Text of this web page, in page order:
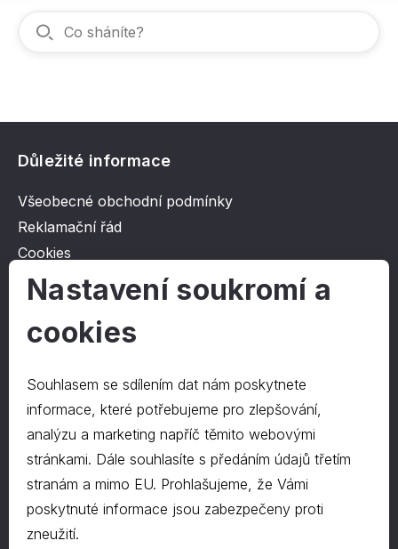
Důležité informace
Všeobecné obchodní podmínky
Reklamační řád
Cookies
Ochrana osobních údajů
O společnosti
Kontakt
O nás
Kontakty
577 222 666
©2024 PD-HRAPA s.r.o.
Nastavení soukromí a
cookies
Souhlasem se sdílením dat nám poskytnete
informace, které potřebujeme pro zlepšování,
analýzu a marketing napříč těmito webovými
stránkami. Dále souhlasíte s předáním údajů třetím
stranám a mimo EU. Prohlašujeme, že Vámi
poskytnuté informace jsou zabezpečeny proti
zneužití.